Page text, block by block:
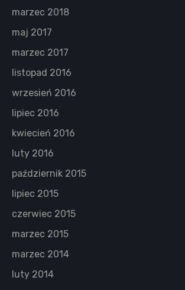
marzec 2018
maj 2017
marzec 2017
listopad 2016
wrzesień 2016
lipiec 2016
kwiecień 2016
luty 2016
październik 2015
lipiec 2015
czerwiec 2015
marzec 2015
marzec 2014
luty 2014